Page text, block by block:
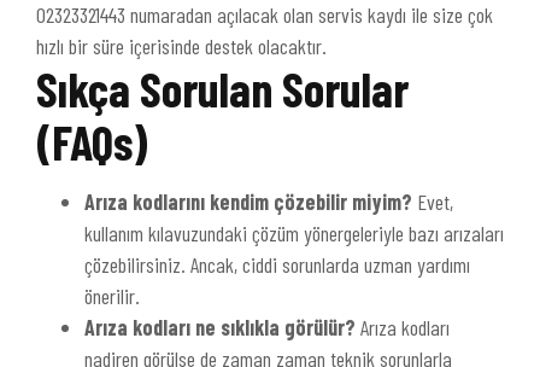
02323321443 numaradan açılacak olan servis kaydı ile size çok
hızlı bir süre içerisinde destek olacaktır.
Sıkça Sorulan Sorular
(FAQs)
Arıza kodlarını kendim çözebilir miyim? Evet,
kullanım kılavuzundaki çözüm yönergeleriyle bazı arızaları
çözebilirsiniz. Ancak, ciddi sorunlarda uzman yardımı
önerilir.
Arıza kodları ne sıklıkla görülür? Arıza kodları
nadiren görülse de zaman zaman teknik sorunlarla